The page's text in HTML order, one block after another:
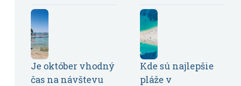
Je október vhodný
čas na návštevu
Kde sú najlepšie
pláže v